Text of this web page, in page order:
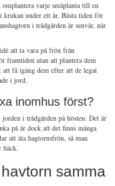
varje småplanta till en
krukan under ett år. Bästa tiden för
i trädgården är senvår, när
att ta vara på frön från
framtiden utan att plantera dem
få igång dem efter att de legat
i jord.
inomhus först?
i trådgården på hösten. Det är
på är dock att det finns många
att äta hagtornsfrön, så man
häck.
samma